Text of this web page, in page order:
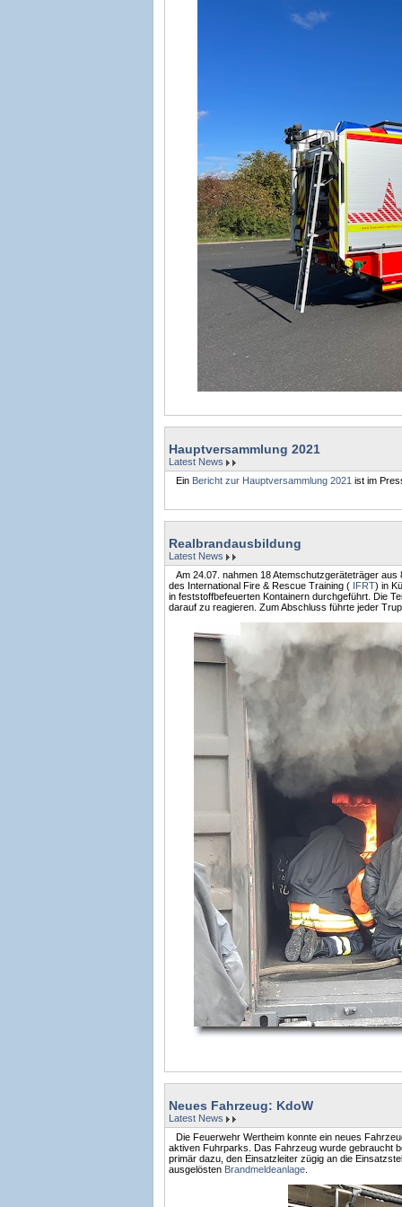
Hauptversammlung 2021
Latest News
Ein Bericht zur Hauptversammlung 2021 ist im
Realbrandausbildung
Latest News
Am 24.07. nahmen 18 Atemschutzgeräteträger
des International Fire & Rescue Training (IFRT) in
in feststoffbefeuerten Kontainern durchgeführt. Die
darauf zu reagieren. Zum Abschluss führte jeder
Neues Fahrzeug: KdoW
Latest News
Die Feuerwehr Wertheim konnte ein neues
aktiven Fuhrparks. Das Fahrzeug wurde gebraucht
primär dazu, den Einsatzleiter zügig an die
ausgelösten Brandmeldeanlage.